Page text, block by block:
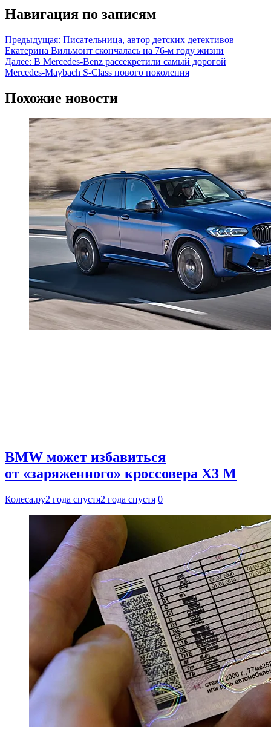
Навигация по записям
Предыдущая: Писательница, автор детских детективов
Екатерина Вильмонт скончалась на 76-м году жизни
Далее: В Mercedes-Benz рассекретили самый дорогой
Mercedes-Maybach S-Class нового поколения
Похожие новости
BMW может избавиться
от «заряженного» кроссовера X3 M
Колеса.ру2 года спустя2 года спустя 0